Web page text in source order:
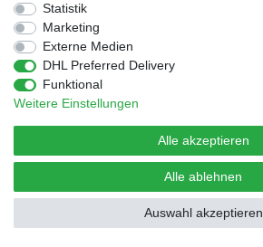
Statistik
Marketing
Externe Medien
DHL Preferred Delivery
Funktional
Weitere Einstellungen
Alle akzeptieren
Alle ablehnen
Auswahl akzeptieren